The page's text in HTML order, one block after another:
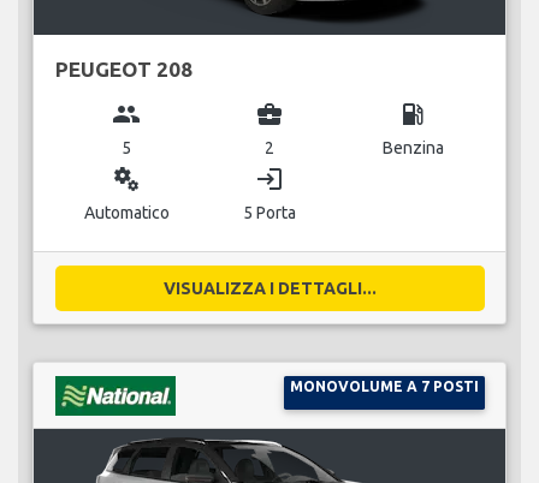
PEUGEOT 208
group
5
business_center
2
local_gas_station
Benzina
miscellaneous_services
Automatico
login
5 Porta
VISUALIZZA I DETTAGLI...
MONOVOLUME A 7 POSTI